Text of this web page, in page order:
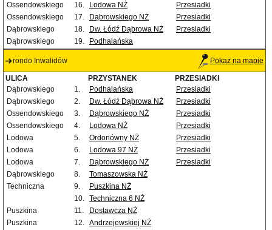
Ossendowskiego
16. Lodowa NŻ
Przesiadki
Ossendowskiego
17. Dąbrowskiego NŻ
Przesiadki
Dąbrowskiego
18. Dw. Łódź Dąbrowa NŻ
Przesiadki
Dąbrowskiego
19. Podhalańska
rondo Inwalidów Pokaż na mapie
ULICA PRZYSTANEK
PRZESIADKI
Dąbrowskiego
1. Podhalańska
Przesiadki
Dąbrowskiego
2. Dw. Łódź Dąbrowa NŻ
Przesiadki
Ossendowskiego
3. Dąbrowskiego NŻ
Przesiadki
Ossendowskiego
4. Lodowa NŻ
Przesiadki
Lodowa
5. Ordonówny NŻ
Przesiadki
Lodowa
6. Lodowa 97 NŻ
Przesiadki
Lodowa
7. Dąbrowskiego NŻ
Przesiadki
Dąbrowskiego
8.
Tomaszowska NŻ
Techniczna
9.
Puszkina NŻ
10. Techniczna 6 NŻ
Puszkina
11.
Dostawcza NŻ
Puszkina
12. Andrzejewskiej NŻ